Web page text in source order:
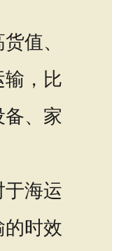
值、
，比
、家
海运
时效